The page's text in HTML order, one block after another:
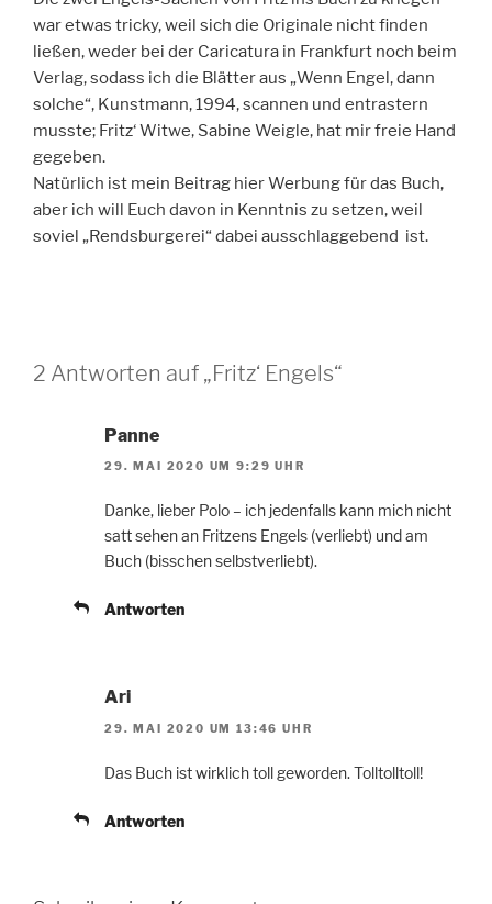
war etwas tricky, weil sich die Originale nicht finden
ließen, weder bei der Caricatura in Frankfurt noch beim
Verlag, sodass ich die Blätter aus „Wenn Engel, dann
solche“, Kunstmann, 1994, scannen und entrastern
musste; Fritz‘ Witwe, Sabine Weigle, hat mir freie Hand
gegeben.
Natürlich ist mein Beitrag hier Werbung für das Buch,
aber ich will Euch davon in Kenntnis zu setzen, weil
soviel „Rendsburgerei“ dabei ausschlaggebend ist.
2 Antworten auf „Fritz‘ Engels“
Panne
29. MAI 2020 UM 9:29 UHR
Danke, lieber Polo – ich jedenfalls kann mich nicht
satt sehen an Fritzens Engels (verliebt) und am
Buch (bisschen selbstverliebt).
Antworten
Ari
29. MAI 2020 UM 13:46 UHR
Das Buch ist wirklich toll geworden. Tolltolltoll!
Antworten